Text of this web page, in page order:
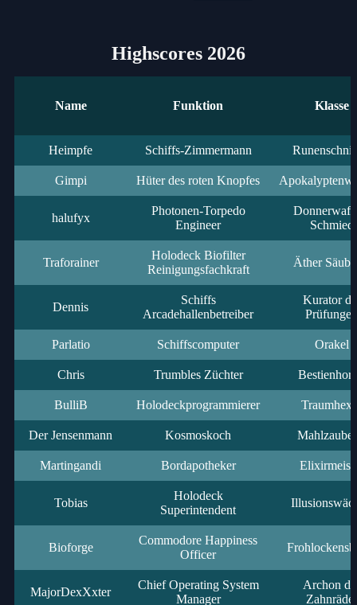
Highscores 2026
Name Funktion Klasse
Heimpfe Schiffs-Zimmermann
Gimpi Hüter des roten Knopfes
halufyx
Photonen-Torpedo
Engineer
Schmied
Traforainer
Holodeck Biofilter
Reinigungsfachkraft
Äther
Dennis
Schiffs
Arcadehallenbetreiber
Kurator
Prüfungen
Parlatio Schiffscomputer Orakel
Chris Trumbles Züchter
BulliB Holodeckprogrammierer
Der Jensenmann Kosmoskoch
Martingandi Bordapotheker
Tobias
Holodeck
Superintendent
Bioforge
Commodore Happiness
Officer
MajorDexXxter
Chief Operating System
Manager
Archon
Zahnräder